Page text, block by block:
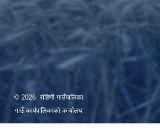
© 2026 रोहिणी गाउँपालिका
गाउँ कार्यपालिकाको कार्यालय